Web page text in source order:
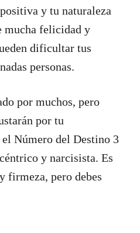
y tu naturaleza
mucha felicidad y
dificultar tus
personas.
por muchos, pero
por tu
Número del Destino 3
y narcisista. Es
firmeza, pero debes